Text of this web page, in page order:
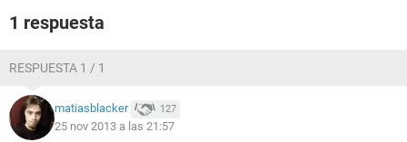
1 respuesta
RESPUESTA 1 / 1
matiasblacker 127
25 nov 2013 a las 21:57